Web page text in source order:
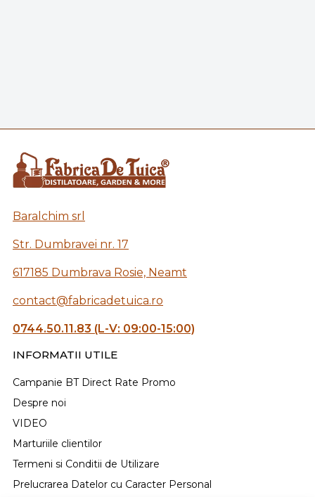
Baralchim srl
Str. Dumbravei nr. 17
617185 Dumbrava Rosie, Neamt
contact@fabricadetuica.ro
0744.50.11.83 (L-V: 09:00-15:00)
INFORMATII UTILE
Campanie BT Direct Rate Promo
Despre noi
VIDEO
Marturiile clientilor
Termeni si Conditii de Utilizare
Prelucrarea Datelor cu Caracter Personal